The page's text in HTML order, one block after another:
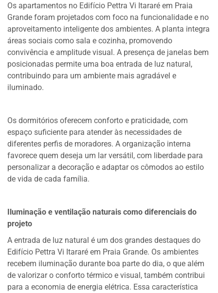
Os apartamentos no Edifício Pettra Vi Itararé em Praia
Grande foram projetados com foco na funcionalidade e no
aproveitamento inteligente dos ambientes. A planta integra
áreas sociais como sala e cozinha, promovendo
convivência e amplitude visual. A presença de janelas bem
posicionadas permite uma boa entrada de luz natural,
contribuindo para um ambiente mais agradável e
iluminado.
Os dormitórios oferecem conforto e praticidade, com
espaço suficiente para atender às necessidades de
diferentes perfis de moradores. A organização interna
favorece quem deseja um lar versátil, com liberdade para
personalizar a decoração e adaptar os cômodos ao estilo
de vida de cada família.
Iluminação e ventilação naturais como diferenciais do
projeto
A entrada de luz natural é um dos grandes destaques do
Edifício Pettra Vi Itararé em Praia Grande. Os ambientes
recebem iluminação durante boa parte do dia, o que além
de valorizar o conforto térmico e visual, também contribui
para a economia de energia elétrica. Essa característica